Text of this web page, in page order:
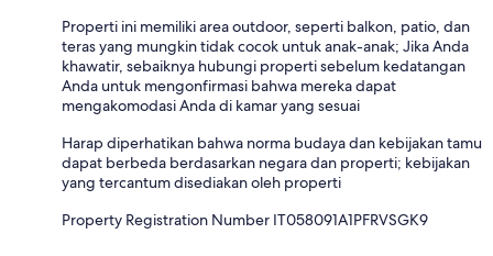
Properti ini memiliki area outdoor, seperti balkon, patio, dan
teras yang mungkin tidak cocok untuk anak-anak; Jika Anda
khawatir, sebaiknya hubungi properti sebelum kedatangan
Anda untuk mengonfirmasi bahwa mereka dapat
mengakomodasi Anda di kamar yang sesuai
Harap diperhatikan bahwa norma budaya dan kebijakan tamu
dapat berbeda berdasarkan negara dan properti; kebijakan
yang tercantum disediakan oleh properti
Property Registration Number IT058091A1PFRVSGK9